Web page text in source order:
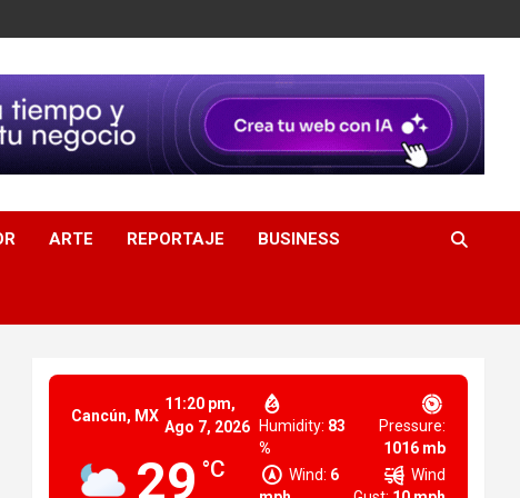
ARTE REPORTAJE BUSINESS
Cancún, MX
11:20 pm,
Ago 7, 2026
29 °C
Humidity: 83
%
Pressure:
1016 mb
Wind: 6
Wind